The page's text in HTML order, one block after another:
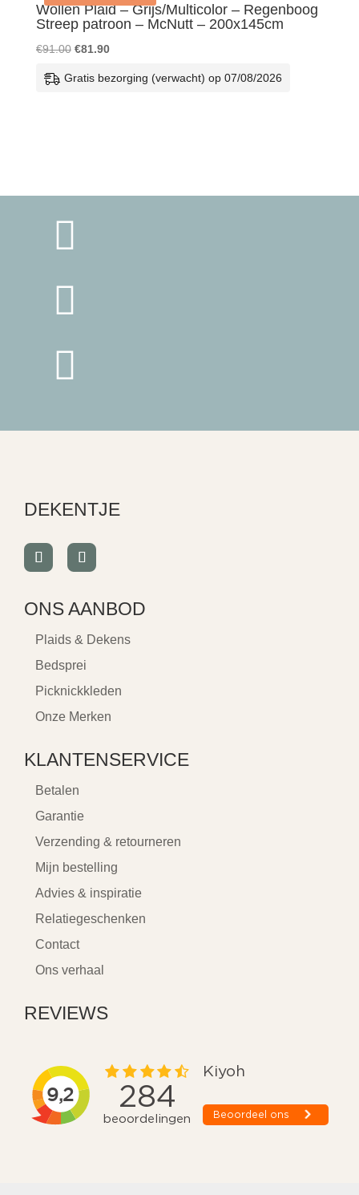
Wollen Plaid – Grijs/Multicolor – Regenboog
Streep patroon – McNutt – 200x145cm
€91.00 Oorspronkelijke
€81.90Huidige
Gratis bezorging (verwacht) op 07/08/2026



DEKENTJE
ONS AANBOD
Plaids & Dekens
Bedsprei
Picknickkleden
Onze Merken
KLANTENSERVICE
Betalen
Garantie
Verzending & retourneren
Mijn bestelling
Advies & inspiratie
Relatiegeschenken
Contact
Ons verhaal
REVIEWS